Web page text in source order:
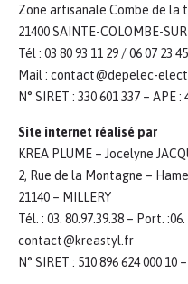
Zone artisanale Combe de la
21400 SAINTE-COLOMBE-
Tél : 03 80 93 11 29 / 06 07 23
Mail : contact@depelec-
N° SIRET : 330 601 337 – APE :
Site internet réalisé par
KREA PLUME – Jocelyne
2, Rue de la Montagne –
21140 – MILLERY
Tél. : 03. 80.97.39.38 – Port. :06.
contact@kreastyl.fr
N° SIRET : 510 896 624 000 10